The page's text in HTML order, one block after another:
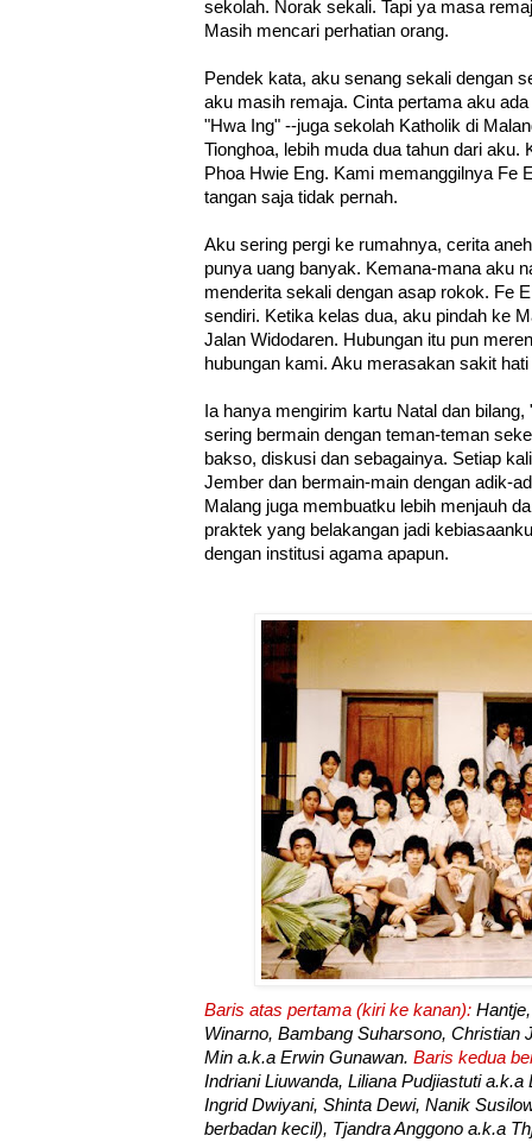
sekolah. Norak sekali. Tapi ya masa
Masih mencari perhatian orang.
Pendek kata, aku senang sekali dengan
aku masih remaja. Cinta pertama aku
"Hwa Ing" --juga sekolah Katholik di
Tionghoa, lebih muda dua tahun dari
Phoa Hwie Eng. Kami memanggilnya Fe
tangan saja tidak pernah.
Aku sering pergi ke rumahnya, cerita
punya uang banyak. Kemana-mana aku
menderita sekali dengan asap rokok. Fe
sendiri. Ketika kelas dua, aku pindah ke
Jalan Widodaren. Hubungan itu pun
hubungan kami. Aku merasakan sakit
Ia hanya mengirim kartu Natal dan
sering bermain dengan teman-teman
bakso, diskusi dan sebagainya. Setiap
Jember dan bermain-main dengan adik-
Malang juga membuatku lebih menjauh
praktek yang belakangan jadi
dengan institusi agama apapun.
Baris atas pertama (kiri ke kanan):
Winarno, Bambang Suharsono, Christian
Min a.k.a Erwin Gunawan. Baris kedua
Indriani Liuwanda, Liliana Pudjiastuti a.k.a
Ingrid Dwiyani, Shinta Dewi, Nanik
berbadan kecil), Tjandra Anggono a.k.a